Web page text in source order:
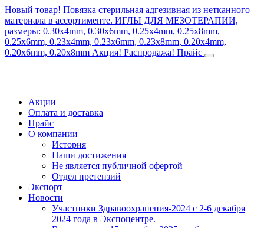
Новый товар! Повязка стерильная адгезивная из нетканного
материала в ассортименте. ИГЛЫ ДЛЯ МЕЗОТЕРАПИИ,
размеры: 0.30x4mm, 0.30x6mm, 0.25x4mm, 0.25x8mm,
0.25x6mm, 0.23x4mm, 0.23x6mm, 0.23x8mm, 0.20x4mm,
0.20x6mm, 0.20x8mm Акция! Распродажа! Прайс
Акции
Оплата и доставка
Прайс
О компании
История
Наши достижения
Не является публичной офертой
Отдел претензий
Экспорт
Новости
Участники Здравоохранения-2024 с 2-6 декабря
2024 года в Экспоцентре.